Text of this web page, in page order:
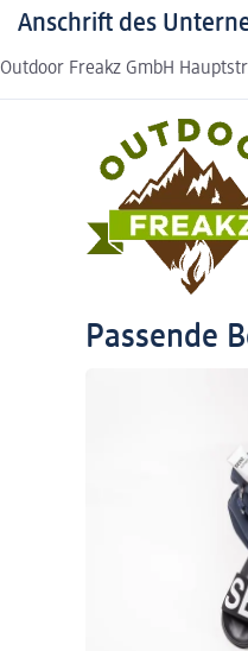
Anschrift des
Outdoor Freakz GmbH
Passende